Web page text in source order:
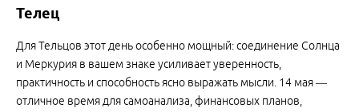
Телец
Для Тельцов этот день особенно мощный: соединение Солнца
и Меркурия в вашем знаке усиливает уверенность,
практичность и способность ясно выражать мысли. 14 мая —
отличное время для самоанализа, финансовых планов,